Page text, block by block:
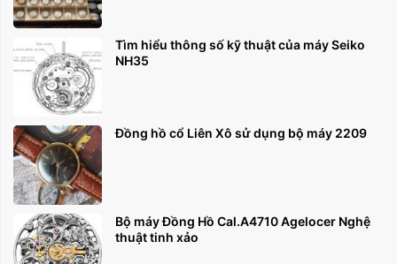
Tìm hiểu thông số kỹ thuật của máy Seiko
NH35
Đồng hồ cổ Liên Xô sử dụng bộ máy 2209
Bộ máy Đồng Hồ Cal.A4710 Agelocer Nghệ
thuật tinh xảo